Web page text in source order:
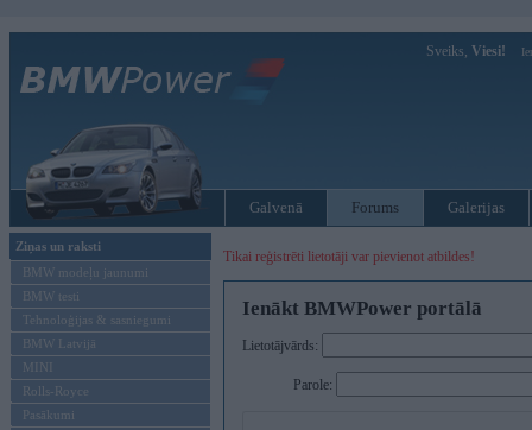
Sveiks, Viesi!
Galvenā Forums Galerijas
Ziņas un raksti
BMW modeļu jaunumi
BMW testi
Tehnoloģijas & sasniegumi
BMW Latvijā
MINI
Rolls-Royce
Pasākumi
Tikai reģistrēti lietotāji var pievienot atbildes!
Ienākt BMWPower portālā
Lietotājvārds:
Parole: